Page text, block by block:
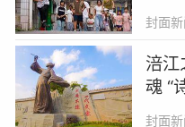
封面新
涪江
魂 “诗词少年行”研学团即将出发
｜跟
封面新